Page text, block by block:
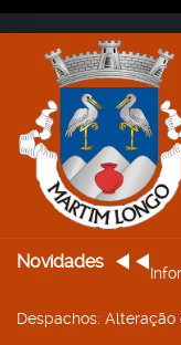
Novidades
Despachos: Alteração